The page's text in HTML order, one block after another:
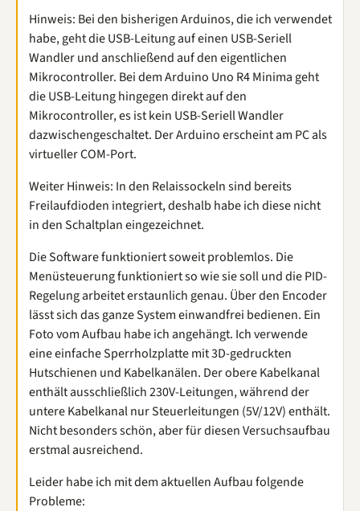
Hinweis: Bei den bisherigen Arduinos, die ich verwendet
habe, geht die USB-Leitung auf einen USB-Seriell
Wandler und anschließend auf den eigentlichen
Mikrocontroller. Bei dem Arduino Uno R4 Minima geht
die USB-Leitung hingegen direkt auf den
Mikrocontroller, es ist kein USB-Seriell Wandler
dazwischengeschaltet. Der Arduino erscheint am PC als
virtueller COM-Port.
Weiter Hinweis: In den Relaissockeln sind bereits
Freilaufdioden integriert, deshalb habe ich diese nicht
in den Schaltplan eingezeichnet.
Die Software funktioniert soweit problemlos. Die
Menüsteuerung funktioniert so wie sie soll und die PID-
Regelung arbeitet erstaunlich genau. Über den Encoder
lässt sich das ganze System einwandfrei bedienen. Ein
Foto vom Aufbau habe ich angehängt. Ich verwende
eine einfache Sperrholzplatte mit 3D-gedruckten
Hutschienen und Kabelkanälen. Der obere Kabelkanal
enthält ausschließlich 230V-Leitungen, während der
untere Kabelkanal nur Steuerleitungen (5V/12V) enthält.
Nicht besonders schön, aber für diesen Versuchsaufbau
erstmal ausreichend.
Leider habe ich mit dem aktuellen Aufbau folgende
Probleme: